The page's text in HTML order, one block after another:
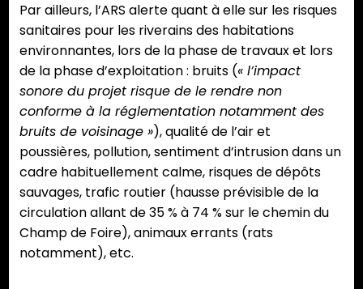
Par ailleurs, l’ARS alerte quant à elle sur les risques
sanitaires pour les riverains des habitations
environnantes, lors de la phase de travaux et lors
de la phase d’exploitation : bruits (« l’impact
sonore du projet risque de le rendre non
conforme à la réglementation notamment des
bruits de voisinage »), qualité de l’air et
poussières, pollution, sentiment d’intrusion dans un
cadre habituellement calme, risques de dépôts
sauvages, trafic routier (hausse prévisible de la
circulation allant de 35 % à 74 % sur le chemin du
Champ de Foire), animaux errants (rats
notamment), etc.